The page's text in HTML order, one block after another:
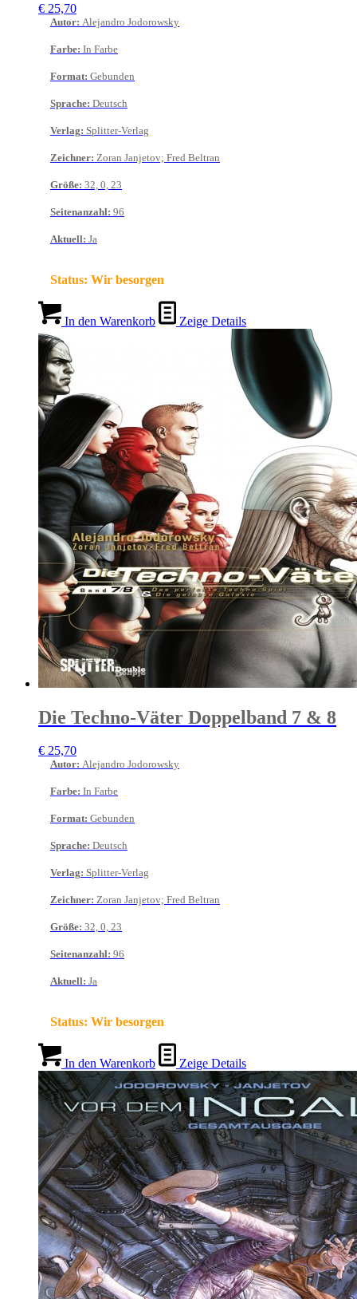
€ 25,70
Autor: Alejandro Jodorowsky
Farbe: In Farbe
Format: Gebunden
Sprache: Deutsch
Verlag: Splitter-Verlag
Zeichner: Zoran Janjetov; Fred Beltran
Größe: 32, 0, 23
Seitenanzahl: 96
Aktuell: Ja
Status: Wir besorgen
In den Warenkorb Zeige Details
Die Techno-Väter Doppelband 7 & 8
€ 25,70
Autor: Alejandro Jodorowsky
Farbe: In Farbe
Format: Gebunden
Sprache: Deutsch
Verlag: Splitter-Verlag
Zeichner: Zoran Janjetov; Fred Beltran
Größe: 32, 0, 23
Seitenanzahl: 96
Aktuell: Ja
Status: Wir besorgen
In den Warenkorb Zeige Details